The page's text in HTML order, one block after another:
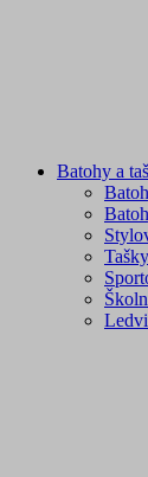
Batohy a